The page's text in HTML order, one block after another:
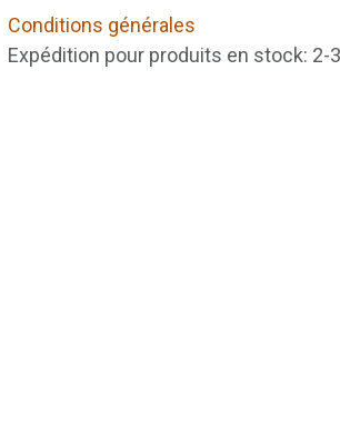
Conditions générales
Expédition pour produits en stock: 2-